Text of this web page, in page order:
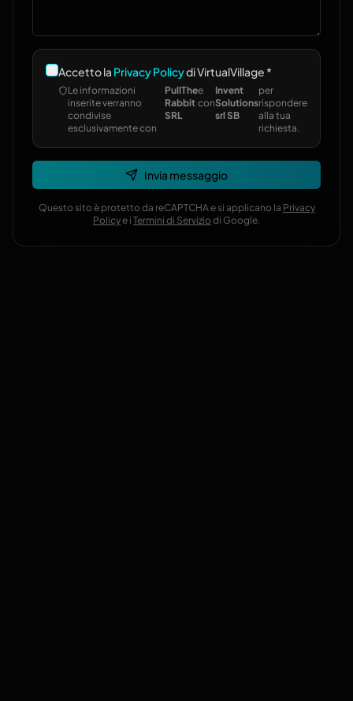
Accetto la Privacy Policydi VirtualVillage *
Le informazioni
inserite verranno
condivise
esclusivamente con
PullThe
Rabbit
SRL
e
con
Invent
Solutions
srl SB
per
rispondere
alla tua
richiesta.
Invia messaggio
Questo sito è protetto da reCAPTCHA e si applicano la Privacy
Policye i Termini di Servizio di Google.